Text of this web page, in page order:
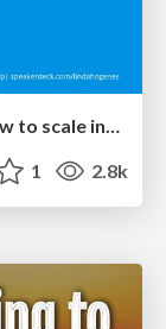
SEO Brein meetup: CTRL+C is not how to scale international SEO
1 2.8k